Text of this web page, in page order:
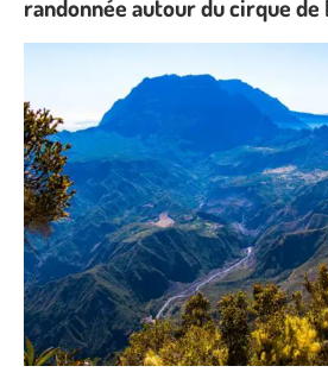
randonnée autour du cirque de